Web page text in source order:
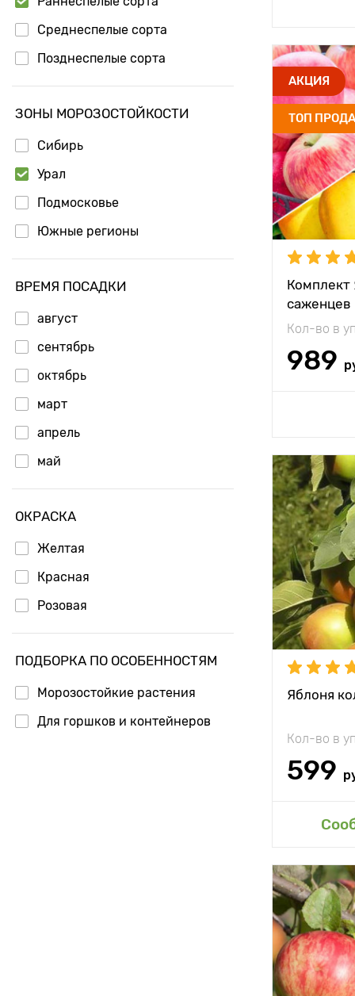
Среднеспелые сорта
Позднеспелые сорта
ЗОНЫ МОРОЗОСТОЙКОСТИ
Сибирь
Урал
Подмосковье
Южные регионы
ВРЕМЯ ПОСАДКИ
август
сентябрь
октябрь
март
апрель
май
ОКРАСКА
Желтая
Красная
Розовая
ПОДБОРКА ПО ОСОБЕННОСТЯМ
Морозостойкие растения
Для горшков и контейнеров
АКЦИЯ
ТОП
Комплект
саженцев
Кол-во в
989
Высота
Растояние
растениями
Период
Вес плода
Яблоня
Кол-во в
599
Высота
Растояние
растениями
Период
Вес плода
Высота
Растояние
растениями